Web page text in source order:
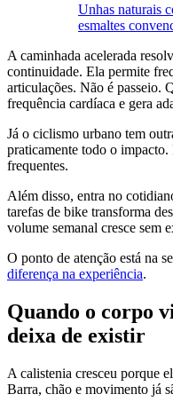
Unhas naturais
esmaltes
A caminhada acelerada
continuidade. Ela permite
articulações. Não é passeio.
frequência cardíaca e gera
Já o ciclismo urbano tem
praticamente todo o
frequentes.
Além disso, entra no
tarefas de bike transforma
volume semanal cresce sem
O ponto de atenção está na
diferença na experiência.
Quando o corpo
deixa de existir
A calistenia cresceu porque
Barra, chão e movimento já